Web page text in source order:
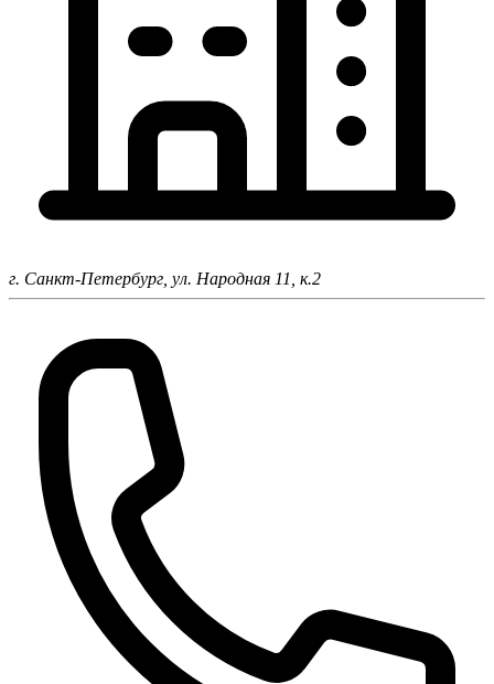
г. Санкт-Петербург, ул. Народная 11, к.2